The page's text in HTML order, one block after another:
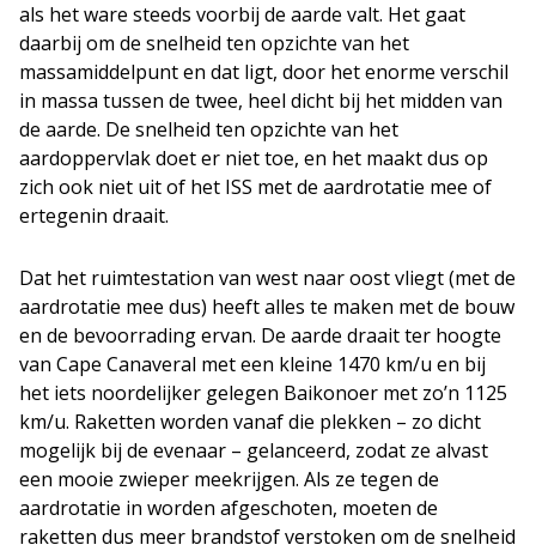
als het ware steeds voorbij de aarde valt. Het gaat
daarbij om de snelheid ten opzichte van het
massamiddelpunt en dat ligt, door het enorme verschil
in massa tussen de twee, heel dicht bij het midden van
de aarde. De snelheid ten opzichte van het
aardoppervlak doet er niet toe, en het maakt dus op
zich ook niet uit of het ISS met de aardrotatie mee of
ertegenin draait.
Dat het ruimtestation van west naar oost vliegt (met de
aardrotatie mee dus) heeft alles te maken met de bouw
en de bevoorrading ervan. De aarde draait ter hoogte
van Cape Canaveral met een kleine 1470 km/u en bij
het iets noordelijker gelegen Baikonoer met zo’n 1125
km/u. Raketten worden vanaf die plekken – zo dicht
mogelijk bij de evenaar – gelanceerd, zodat ze alvast
een mooie zwieper meekrijgen. Als ze tegen de
aardrotatie in worden afgeschoten, moeten de
raketten dus meer brandstof verstoken om de snelheid